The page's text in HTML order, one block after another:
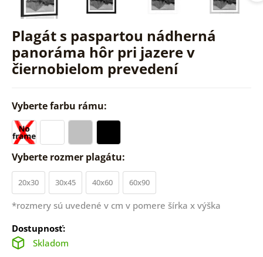
Plagát s paspartou nádherná
panoráma hôr pri jazere v
čiernobielom prevedení
Vyberte farbu rámu:
Vyberte rozmer plagátu:
20x30 30x45 40x60 60x90
*rozmery sú uvedené v cm v pomere šírka x výška
Dostupnosť:
Skladom